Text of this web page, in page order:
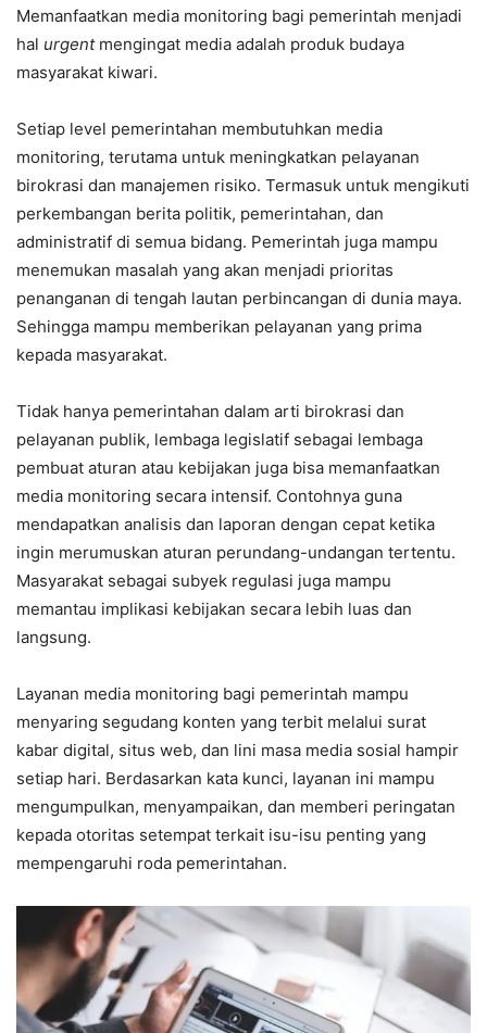
Memanfaatkan media monitoring bagi pemerintah menjadi
hal urgentmengingat media adalah produk budaya
masyarakat kiwari.
Setiap level pemerintahan membutuhkan media
monitoring, terutama untuk meningkatkan pelayanan
birokrasi dan manajemen risiko. Termasuk untuk mengikuti
perkembangan berita politik, pemerintahan, dan
administratif di semua bidang. Pemerintah juga mampu
menemukan masalah yang akan menjadi prioritas
penanganan di tengah lautan perbincangan di dunia maya.
Sehingga mampu memberikan pelayanan yang prima
kepada masyarakat.
Tidak hanya pemerintahan dalam arti birokrasi dan
pelayanan publik, lembaga legislatif sebagai lembaga
pembuat aturan atau kebijakan juga bisa memanfaatkan
media monitoring secara intensif. Contohnya guna
mendapatkan analisis dan laporan dengan cepat ketika
ingin merumuskan aturan perundang-undangan tertentu.
Masyarakat sebagai subyek regulasi juga mampu
memantau implikasi kebijakan secara lebih luas dan
langsung.
Layanan media monitoring bagi pemerintah mampu
menyaring segudang konten yang terbit melalui surat
kabar digital, situs web, dan lini masa media sosial hampir
setiap hari. Berdasarkan kata kunci, layanan ini mampu
mengumpulkan, menyampaikan, dan memberi peringatan
kepada otoritas setempat terkait isu-isu penting yang
mempengaruhi roda pemerintahan.